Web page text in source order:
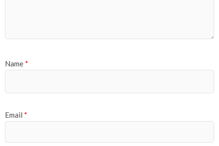
Name *
Email *